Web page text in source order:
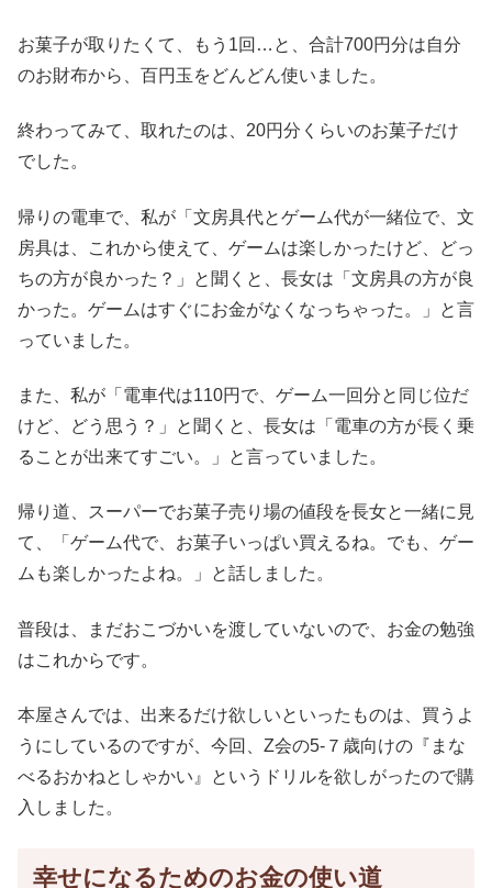
お菓子が取りたくて、もう1回…と、合計700円分は自分
のお財布から、百円玉をどんどん使いました。
終わってみて、取れたのは、20円分くらいのお菓子だけ
でした。
帰りの電車で、私が「文房具代とゲーム代が一緒位で、文
房具は、これから使えて、ゲームは楽しかったけど、どっ
ちの方が良かった？」と聞くと、長女は「文房具の方が良
かった。ゲームはすぐにお金がなくなっちゃった。」と言
っていました。
また、私が「電車代は110円で、ゲーム一回分と同じ位だ
けど、どう思う？」と聞くと、長女は「電車の方が長く乗
ることが出来てすごい。」と言っていました。
帰り道、スーパーでお菓子売り場の値段を長女と一緒に見
て、「ゲーム代で、お菓子いっぱい買えるね。でも、ゲー
ムも楽しかったよね。」と話しました。
普段は、まだおこづかいを渡していないので、お金の勉強
はこれからです。
本屋さんでは、出来るだけ欲しいといったものは、買うよ
うにしているのですが、今回、Z会の5-７歳向けの『まな
べるおかねとしゃかい』というドリルを欲しがったので購
入しました。
幸せになるためのお金の使い道